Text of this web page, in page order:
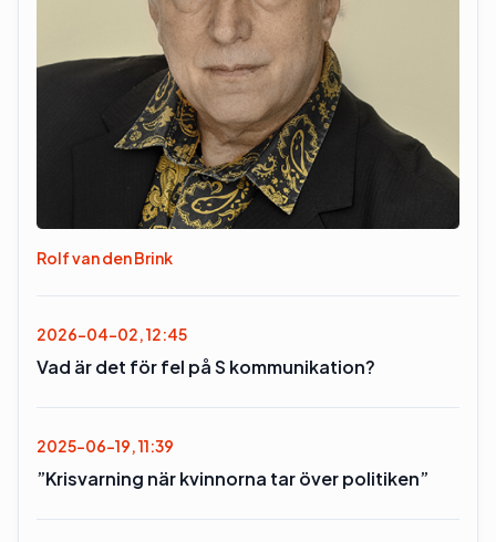
Rolf van den Brink
2026-04-02, 12:45
Vad är det för fel på S kommunikation?
2025-06-19, 11:39
”Krisvarning när kvinnorna tar över politiken”